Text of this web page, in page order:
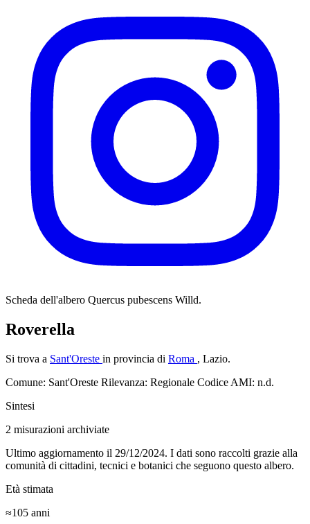
Scheda dell'albero Quercus pubescens Willd.
Roverella
Si trova a Sant'Oreste in provincia di Roma , Lazio.
Comune: Sant'Oreste Rilevanza: Regionale Codice AMI: n.d.
Sintesi
2 misurazioni archiviate
Ultimo aggiornamento il 29/12/2024. I dati sono raccolti grazie alla
comunità di cittadini, tecnici e botanici che seguono questo albero.
Età stimata
≈105 anni